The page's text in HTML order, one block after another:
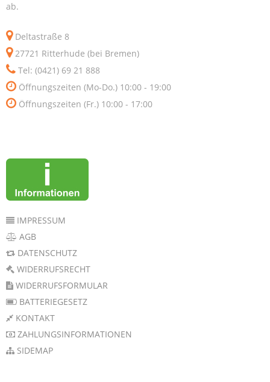
ab.
Deltastraße 8
27721 Ritterhude (bei Bremen)
Tel: (0421) 69 21 888
Öffnungszeiten (Mo-Do.) 10:00 - 19:00
Öffnungszeiten (Fr.) 10:00 - 17:00
IMPRESSUM
AGB
DATENSCHUTZ
WIDERRUFSRECHT
WIDERRUFSFORMULAR
BATTERIEGESETZ
KONTAKT
ZAHLUNGSINFORMATIONEN
SIDEMAP